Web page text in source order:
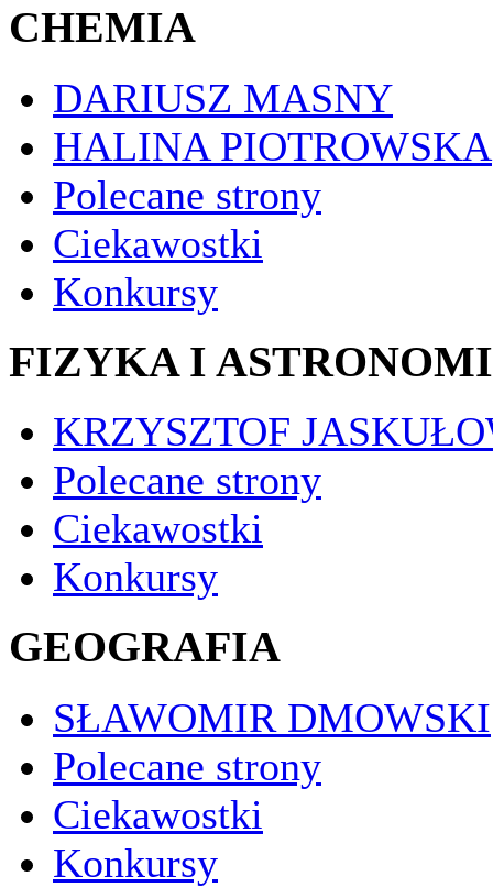
CHEMIA
DARIUSZ MASNY
HALINA PIOTROWSKA
Polecane strony
Ciekawostki
Konkursy
FIZYKA I
KRZYSZTOF
Polecane strony
Ciekawostki
Konkursy
GEOGRAFIA
SŁAWOMIR DMOWSKI
Polecane strony
Ciekawostki
Konkursy